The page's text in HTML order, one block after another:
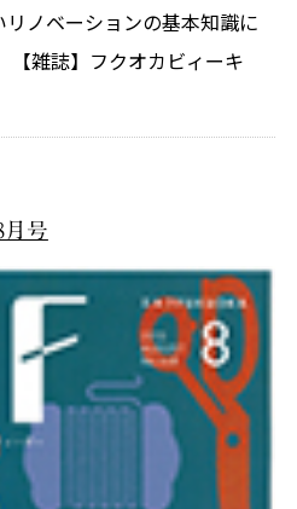
ノベーションの基本知識に
【雑誌】フクオカビィーキ
月号